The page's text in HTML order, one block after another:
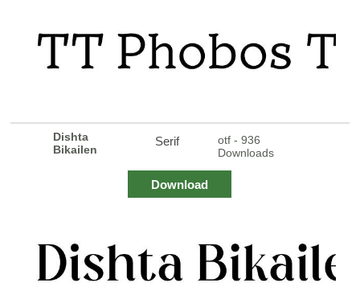
Dishta
Bikailen
Serif
otf - 936
Downloads
Download